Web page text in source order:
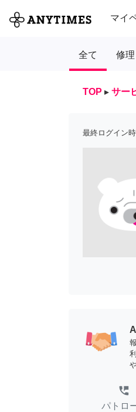
マイ
全て 修
TOP ▸ サー
最終ログイン
perm_phone_msg
パトロ